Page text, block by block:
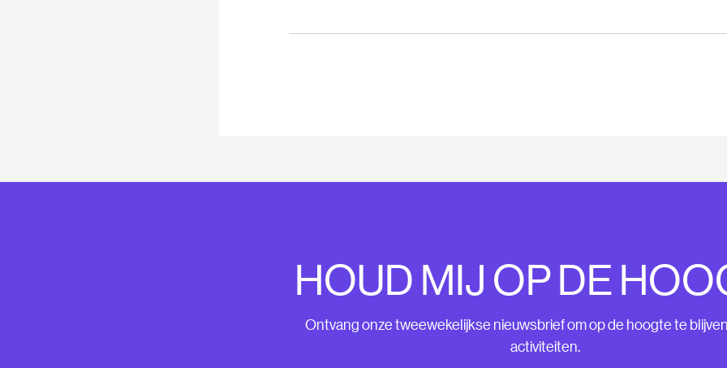
HOUD MIJ OP DE
Ontvang onze tweewekelijkse nieuwsbrief om op de hoogte te
activiteiten.